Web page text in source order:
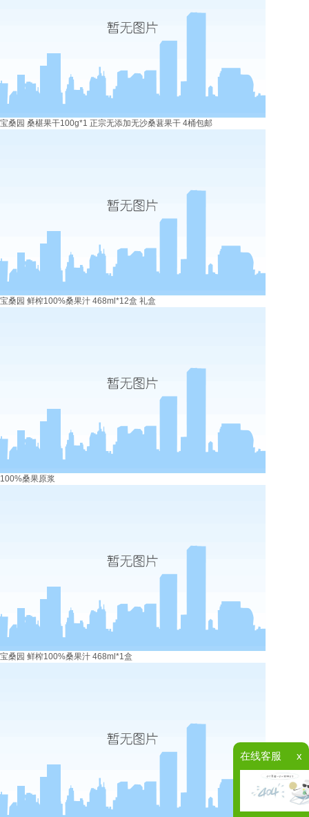
宝桑园 桑椹果干100g*1 正宗无添加无沙桑葚果干 4桶包邮
宝桑园 鲜榨100%桑果汁 468ml*12盒 礼盒
100%桑果原浆
宝桑园 鲜榨100%桑果汁 468ml*1盒
x
在线客服